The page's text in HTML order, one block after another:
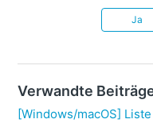
Ja
Verwandte
[Windows/macOS]